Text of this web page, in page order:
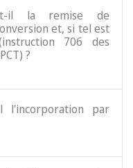
t-il la remise de
et, si tel est
706 des
?
l'incorporation par